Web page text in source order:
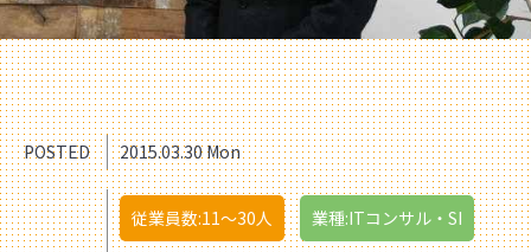
POSTED 2015.03.30 Mon
従業員数:11〜30人 業種:ITコンサル・SI